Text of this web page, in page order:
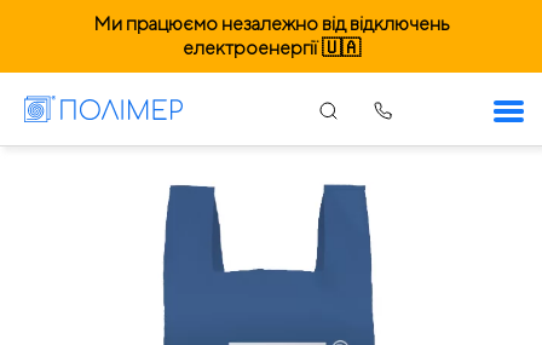
Ми працюємо незалежно від відключень
електроенергії 🇺🇦